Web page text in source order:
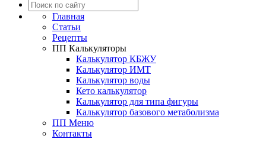
Главная
Статьи
Рецепты
ПП Калькуляторы
Калькулятор КБЖУ
Калькулятор ИМТ
Калькулятор воды
Кето калькулятор
Калькулятор для типа фигуры
Калькулятор базового метаболизма
ПП Меню
Контакты